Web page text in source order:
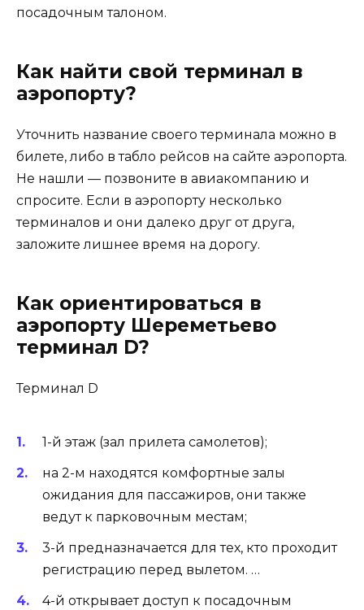
посадочным талоном.
Как найти свой терминал в
аэропорту?
Уточнить название своего терминала можно в
билете, либо в табло рейсов на сайте аэропорта.
Не нашли — позвоните в авиакомпанию и
спросите. Если в аэропорту несколько
терминалов и они далеко друг от друга,
заложите лишнее время на дорогу.
Как ориентироваться в
аэропорту Шереметьево
терминал D?
Терминал D
1-й этаж (зал прилета самолетов);
на 2-м находятся комфортные залы
ожидания для пассажиров, они также
ведут к парковочным местам;
3-й предназначается для тех, кто проходит
регистрацию перед вылетом. …
4-й открывает доступ к посадочным